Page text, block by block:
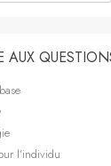
AUX
l’individu